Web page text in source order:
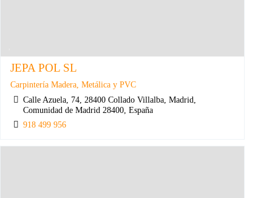
JEPA POL SL
Carpintería Madera, Metálica y PVC
Calle Azuela, 74, 28400 Collado Villalba, Madrid,
Comunidad de Madrid 28400, España
918 499 956